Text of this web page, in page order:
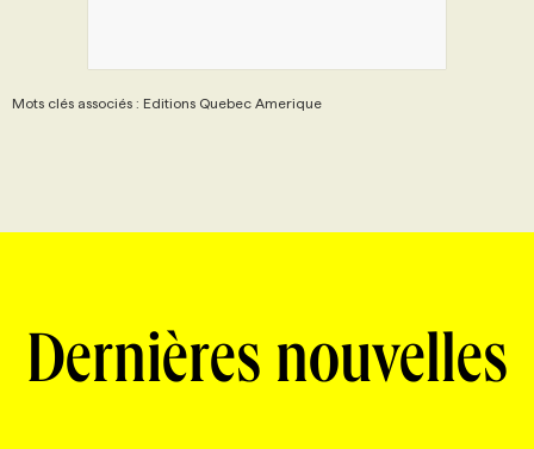
Mots clés associés : Editions Quebec Amerique
Dernières nouvelles